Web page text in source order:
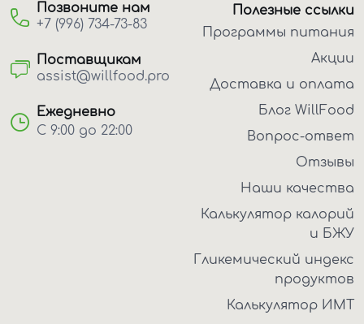
Позвоните нам
+7 (996) 734-73-83
Поставщикам
assist@willfood.pro
Ежедневно
С 9:00 до 22:00
Полезные ссылки
Программы питания
Акции
Доставка и оплата
Блог WillFood
Вопрос-ответ
Отзывы
Наши качества
Калькулятор калорий
и БЖУ
Гликемический индекс
продуктов
Калькулятор ИМТ